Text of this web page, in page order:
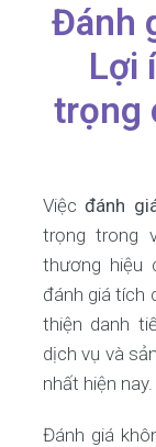
Đánh
Lợi
trọng
Việcđánh
trọng trong
thương hiệu
đánh giá tích
thiện danh
dịch vụ và
nhất hiện nay.
Đánh giá